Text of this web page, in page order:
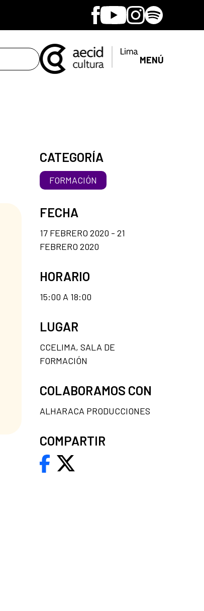
Facebook
YoutubeInstagram
Spotify
MENÚ
CATEGORÍA
FORMACIÓN
FECHA
17 FEBRERO 2020 - 21
FEBRERO 2020
HORARIO
15:00 A 18:00
LUGAR
CCELIMA, SALA DE
FORMACIÓN
COLABORAMOS CON
ALHARACA PRODUCCIONES
COMPARTIR